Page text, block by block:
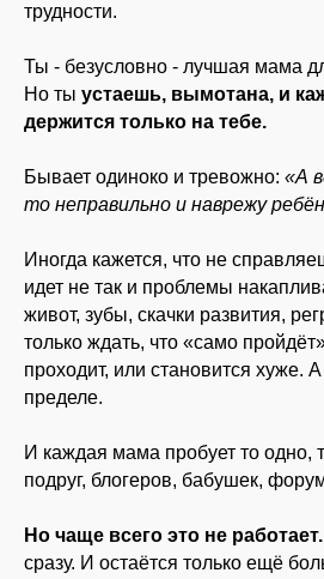
трудности.
Ты - безусловно - лучшая мама
Но ты устаешь, вымотана, и
держится только на тебе.
Бывает одиноко и тревожно: «А
то неправильно и наврежу
Иногда кажется, что не
идет не так и проблемы
живот, зубы, скачки развития,
только ждать, что «само
проходит, или становится хуже.
пределе.
И каждая мама пробует то одно,
подруг, блогеров, бабушек,
Но чаще всего это не работает.
сразу. И остаётся только ещё
МОМЕНТ ТАК ВАЖНО,
ЧТОБЫ РЯДОМ БЫЛА
ПРОВЕРЕННЫЕ